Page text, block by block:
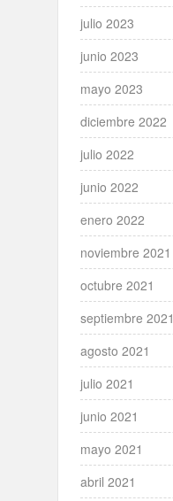
julio 2023
junio 2023
mayo 2023
diciembre 2022
julio 2022
junio 2022
enero 2022
noviembre 2021
octubre 2021
septiembre 2021
agosto 2021
julio 2021
junio 2021
mayo 2021
abril 2021